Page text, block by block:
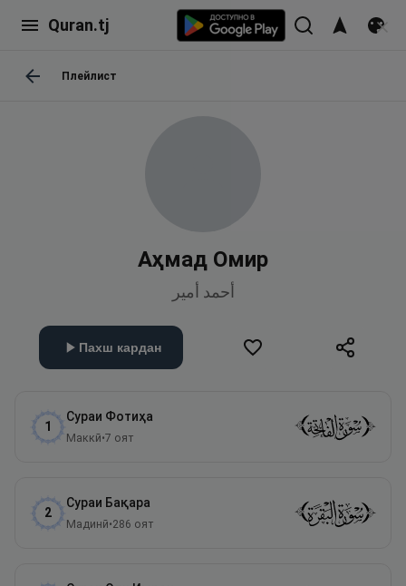
Quran.tj
Плейлист
Аҳмад Омир
أحمد أمير
Пахш кардан
1
Сураи Фотиҳа
Маккӣ•7 оят
2
Сураи Бақара
Мадинӣ•286 оят